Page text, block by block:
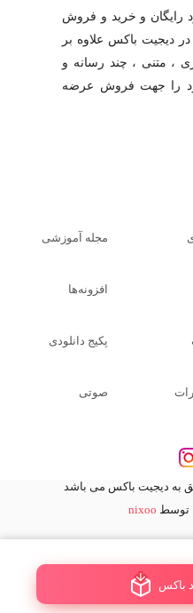
باکس
رایگان و خرید و فروش
دیجیت باکس علاوه بر
، متنی ، چند رسانه و
خود را جهت فروش عرضه
مجله آموزشی
افزونه‌ها
پکیج دانلودی
صوتی
به دیجیت باکس می باشد
توسط nixoo